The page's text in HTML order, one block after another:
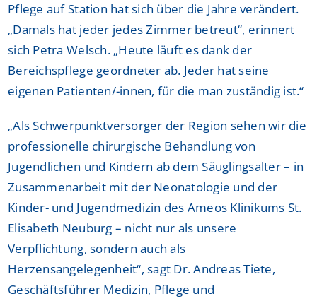
Pflege auf Station hat sich über die Jahre verändert.
„Damals hat jeder jedes Zimmer betreut“, erinnert
sich Petra Welsch. „Heute läuft es dank der
Bereichspflege geordneter ab. Jeder hat seine
eigenen Patienten/-innen, für die man zuständig ist.“
„Als Schwerpunktversorger der Region sehen wir die
professionelle chirurgische Behandlung von
Jugendlichen und Kindern ab dem Säuglingsalter – in
Zusammenarbeit mit der Neonatologie und der
Kinder- und Jugendmedizin des Ameos Klinikums St.
Elisabeth Neuburg – nicht nur als unsere
Verpflichtung, sondern auch als
Herzensangelegenheit“, sagt Dr. Andreas Tiete,
Geschäftsführer Medizin, Pflege und